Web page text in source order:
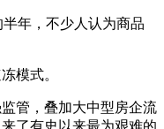
半年，不少人认为商品
模式。
管，叠加大中型房企流